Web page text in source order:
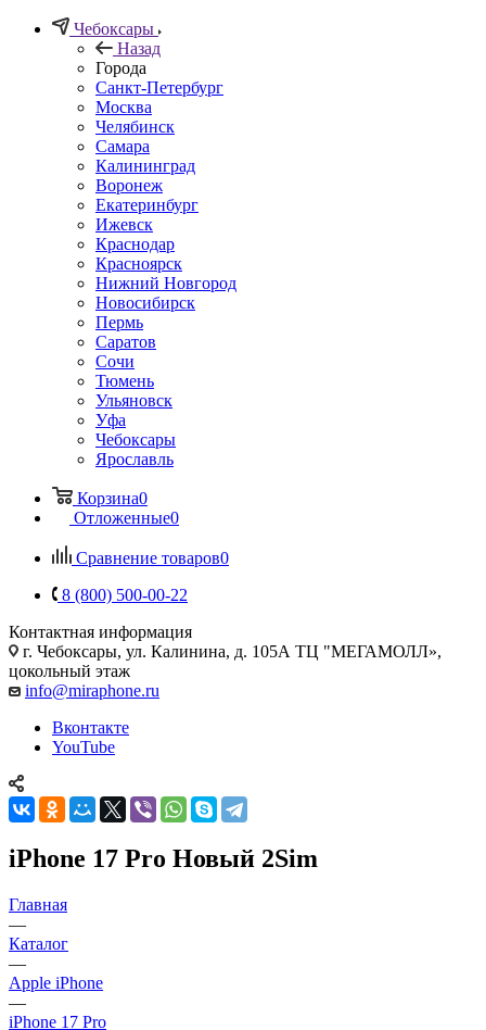
Чебоксары
Назад
Города
Санкт-Петербург
Москва
Челябинск
Самара
Калининград
Воронеж
Екатеринбург
Ижевск
Краснодар
Красноярск
Нижний Новгород
Новосибирск
Пермь
Саратов
Сочи
Тюмень
Ульяновск
Уфа
Чебоксары
Ярославль
Корзина0
Отложенные0
Сравнение товаров0
8 (800) 500-00-22
Контактная информация
г. Чебоксары, ул. Калинина, д. 105А ТЦ "МЕГАМОЛЛ»,
цокольный этаж
info@miraphone.ru
Вконтакте
YouTube
iPhone 17 Pro Новый 2Sim
Главная
—
Каталог
—
Apple iPhone
—
iPhone 17 Pro